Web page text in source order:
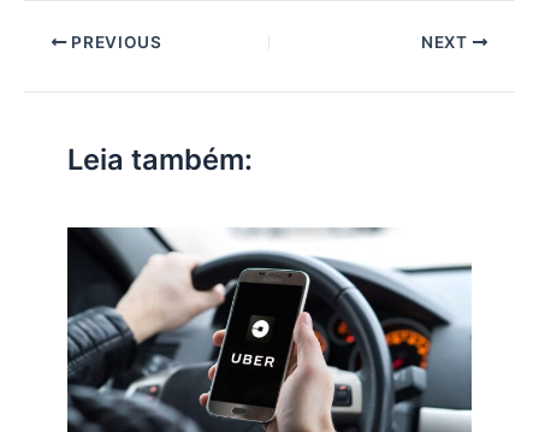
at
s
A
p
p
c
e
b
o
o
k
k
e
dI a Li
ar
e
PREVIOUS NEXT
Leia também: